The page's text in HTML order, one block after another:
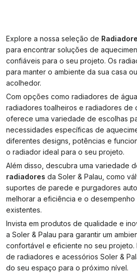
Explore a nossa seleção de
para encontrar soluções de
confiáveis para o seu projeto. Os
para manter o ambiente da sua casa
acolhedor.
Com opções como radiadores de
radiadores toalheiros e radiadores de
oferece uma variedade de escolhas
necessidades específicas de
diferentes designs, potências e
o radiador ideal para o seu projeto.
Além disso, descubra uma variedade
radiadores da Soler & Palau, como
suportes de parede e purgadores
melhorar a eficiência e o
existentes.
Invista em produtos de qualidade e
a Soler & Palau para garantir um
confortável e eficiente no seu projeto.
de radiadores e acessórios Soler &
do seu espaço para o próximo nível.